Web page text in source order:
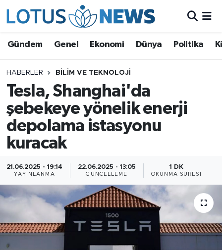
Gündem Genel Ekonomi Dünya Politika
HABERLER BILIM VE TEKNOLOJI
Tesla, Shanghai'da
şebekeye yönelik enerji
depolama istasyonu
kuracak
21.06.2025 - 19:14
YAYINLANMA
22.06.2025 - 13:05
GÜNCELLEME
1 DK
OKUNMA SÜRESI
Ekonomi
Dünya
Politika
Kültür - Sanat ve Tarih
Yaşam
Bilim ve Teknoloji
Çin Fuarları